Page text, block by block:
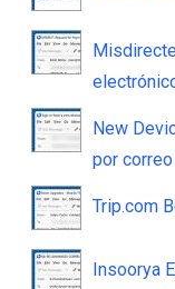
New
por
Trip.com
Insoorya